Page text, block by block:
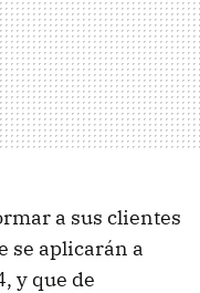
a sus clientes
se aplicarán a
y que de